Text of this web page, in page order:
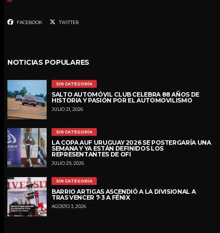
FACEBOOK TWITTER
NOTICIAS POPULARES
SIN CATEGORÍA
SALTO AUTOMÓVIL CLUB CELEBRA 88 AÑOS DE
HISTORIA Y PASIÓN POR EL AUTOMOVILISMO
JULIO 21, 2026
SIN CATEGORÍA
LA COPA AUF URUGUAY 2026 SE POSTERGARÍA UNA
SEMANA Y YA ESTÁN DEFINIDOS LOS
REPRESENTANTES DE OFI
JULIO 29, 2026
SIN CATEGORÍA
BARRIO ARTIGAS ASCENDIÓ A LA DIVISIONAL A
TRAS VENCER 7-3 A FÉNIX
AGOSTO 3, 2026